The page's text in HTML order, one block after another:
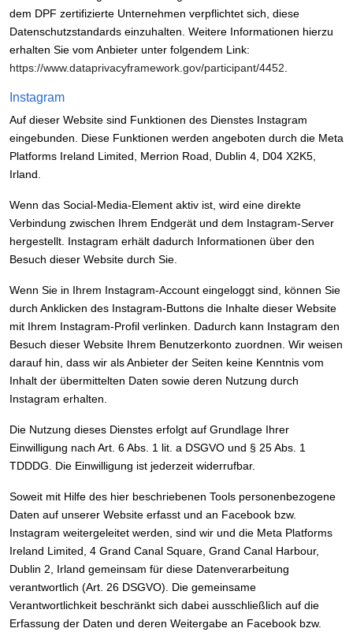
dem DPF zertifizierte Unternehmen verpflichtet sich, diese
Datenschutzstandards einzuhalten. Weitere Informationen hierzu
erhalten Sie vom Anbieter unter folgendem Link:
https://www.dataprivacyframework.gov/participant/4452.
Instagram
Auf dieser Website sind Funktionen des Dienstes Instagram
eingebunden. Diese Funktionen werden angeboten durch die Meta
Platforms Ireland Limited, Merrion Road, Dublin 4, D04 X2K5,
Irland.
Wenn das Social-Media-Element aktiv ist, wird eine direkte
Verbindung zwischen Ihrem Endgerät und dem Instagram-Server
hergestellt. Instagram erhält dadurch Informationen über den
Besuch dieser Website durch Sie.
Wenn Sie in Ihrem Instagram-Account eingeloggt sind, können Sie
durch Anklicken des Instagram-Buttons die Inhalte dieser Website
mit Ihrem Instagram-Profil verlinken. Dadurch kann Instagram den
Besuch dieser Website Ihrem Benutzerkonto zuordnen. Wir weisen
darauf hin, dass wir als Anbieter der Seiten keine Kenntnis vom
Inhalt der übermittelten Daten sowie deren Nutzung durch
Instagram erhalten.
Die Nutzung dieses Dienstes erfolgt auf Grundlage Ihrer
Einwilligung nach Art. 6 Abs. 1 lit. a DSGVO und § 25 Abs. 1
TDDDG. Die Einwilligung ist jederzeit widerrufbar.
Soweit mit Hilfe des hier beschriebenen Tools personenbezogene
Daten auf unserer Website erfasst und an Facebook bzw.
Instagram weitergeleitet werden, sind wir und die Meta Platforms
Ireland Limited, 4 Grand Canal Square, Grand Canal Harbour,
Dublin 2, Irland gemeinsam für diese Datenverarbeitung
verantwortlich (Art. 26 DSGVO). Die gemeinsame
Verantwortlichkeit beschränkt sich dabei ausschließlich auf die
Erfassung der Daten und deren Weitergabe an Facebook bzw.